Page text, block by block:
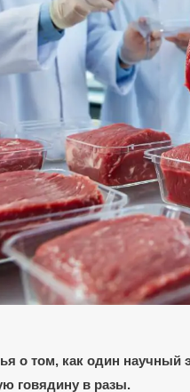
о том, как один
говядину в разы.